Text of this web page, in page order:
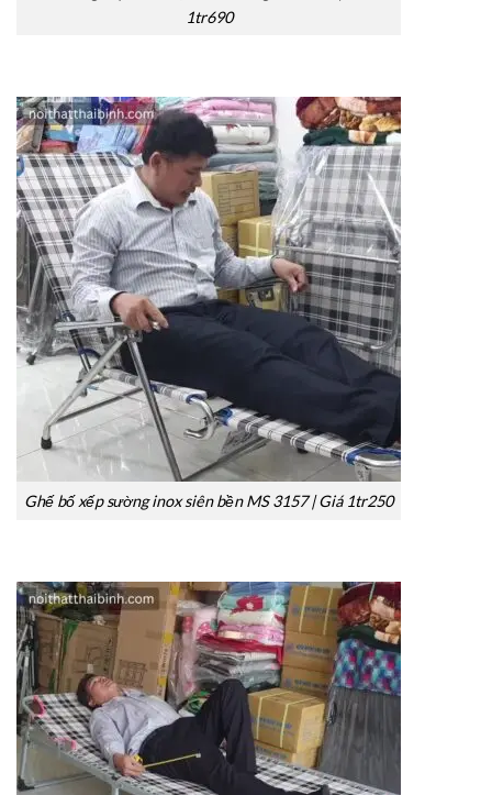
1tr690
Ghế bố xếp sường inox siên bền MS 3157 | Giá 1tr250